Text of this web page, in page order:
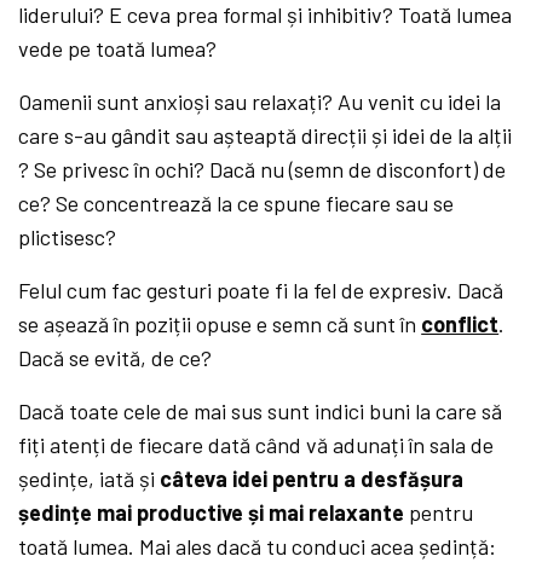
liderului? E ceva prea formal și inhibitiv? Toată lumea
vede pe toată lumea?
Oamenii sunt anxioși sau relaxați? Au venit cu idei la
care s-au gândit sau așteaptă direcții și idei de la alții
? Se privesc în ochi? Dacă nu (semn de disconfort) de
ce? Se concentrează la ce spune fiecare sau se
plictisesc?
Felul cum fac gesturi poate fi la fel de expresiv. Dacă
se așează în poziții opuse e semn că sunt în conflict.
Dacă se evită, de ce?
Dacă toate cele de mai sus sunt indici buni la care să
fiți atenți de fiecare dată când vă adunați în sala de
ședințe, iată și câteva idei pentru a desfășura
ședințe mai productive și mai relaxante pentru
toată lumea. Mai ales dacă tu conduci acea ședință: